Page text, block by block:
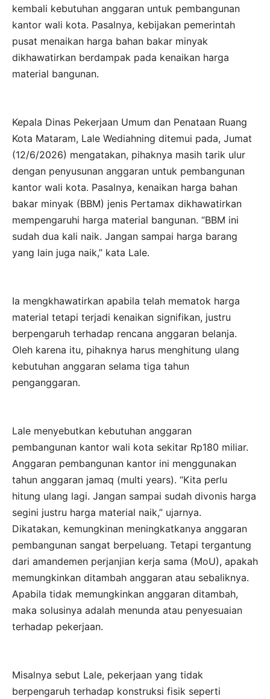
kembali kebutuhan anggaran untuk pembangunan
kantor wali kota. Pasalnya, kebijakan pemerintah
pusat menaikan harga bahan bakar minyak
dikhawatirkan berdampak pada kenaikan harga
material bangunan.
Kepala Dinas Pekerjaan Umum dan Penataan Ruang
Kota Mataram, Lale Wediahning ditemui pada, Jumat
(12/6/2026) mengatakan, pihaknya masih tarik ulur
dengan penyusunan anggaran untuk pembangunan
kantor wali kota. Pasalnya, kenaikan harga bahan
bakar minyak (BBM) jenis Pertamax dikhawatirkan
mempengaruhi harga material bangunan. “BBM ini
sudah dua kali naik. Jangan sampai harga barang
yang lain juga naik,” kata Lale.
Ia mengkhawatirkan apabila telah mematok harga
material tetapi terjadi kenaikan signifikan, justru
berpengaruh terhadap rencana anggaran belanja.
Oleh karena itu, pihaknya harus menghitung ulang
kebutuhan anggaran selama tiga tahun
penganggaran.
Lale menyebutkan kebutuhan anggaran
pembangunan kantor wali kota sekitar Rp180 miliar.
Anggaran pembangunan kantor ini menggunakan
tahun anggaran jamaq (multi years). “Kita perlu
hitung ulang lagi. Jangan sampai sudah divonis harga
segini justru harga material naik,” ujarnya.
Dikatakan, kemungkinan meningkatkanya anggaran
pembangunan sangat berpeluang. Tetapi tergantung
dari amandemen perjanjian kerja sama (MoU), apakah
memungkinkan ditambah anggaran atau sebaliknya.
Apabila tidak memungkinkan anggaran ditambah,
maka solusinya adalah menunda atau penyesuaian
terhadap pekerjaan.
Misalnya sebut Lale, pekerjaan yang tidak
berpengaruh terhadap konstruksi fisik seperti